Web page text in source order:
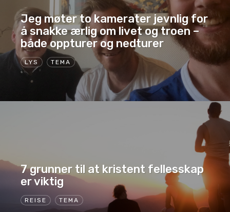
LYS TEMA
Jeg møter to kamerater jevnlig for
å snakke ærlig om livet og troen –
både oppturer og nedturer
REISE TEMA
7 grunner til at kristent fellesskap
er viktig